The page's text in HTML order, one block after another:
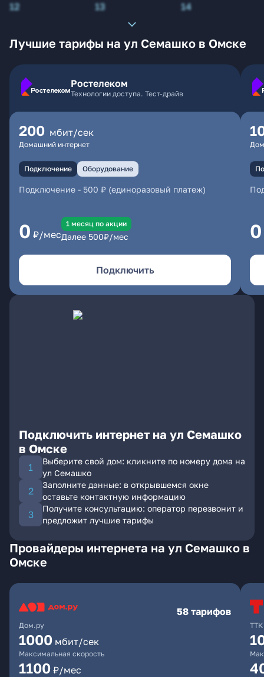
12
13 14
Лучшие тарифы на ул Семашко в Омске
Ростелеком
Технологии доступа. Тест-драйв
200 мбит/сек
Домашний интернет
Подключение Оборудование
Подключение - 500 ₽ (единоразовый платеж)
0 ₽/мес
1 месяц по акции
Далее 500₽/мес
Подключить
0
Подключить интернет на ул Семашко
в Омске
Выберите свой дом: кликните по номеру дома на
ул Семашко
Заполните данные: в открывшемся окне
оставьте контактную информацию
Получите консультацию: оператор перезвонит и
предложит лучшие тарифы
Провайдеры интернета на ул Семашко в
Омске
Дом.ру
58 тарифов
1000 мбит/сек
Максимальная скорость
1100 ₽/мес
ТТК